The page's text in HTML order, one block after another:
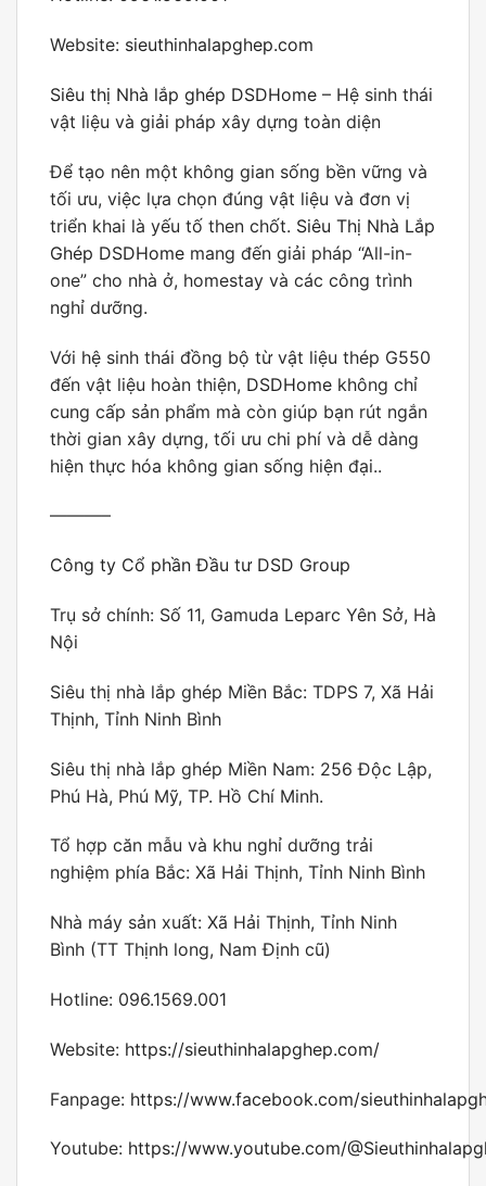
Website: sieuthinhalapghep.com
Siêu thị Nhà lắp ghép DSDHome – Hệ sinh thái
vật liệu và giải pháp xây dựng toàn diện
Để tạo nên một không gian sống bền vững và
tối ưu, việc lựa chọn đúng vật liệu và đơn vị
triển khai là yếu tố then chốt. Siêu Thị Nhà Lắp
Ghép DSDHome mang đến giải pháp “All-in-
one” cho nhà ở, homestay và các công trình
nghỉ dưỡng.
Với hệ sinh thái đồng bộ từ vật liệu thép G550
đến vật liệu hoàn thiện, DSDHome không chỉ
cung cấp sản phẩm mà còn giúp bạn rút ngắn
thời gian xây dựng, tối ưu chi phí và dễ dàng
hiện thực hóa không gian sống hiện đại..
———–
Công ty Cổ phần Đầu tư DSD Group
Trụ sở chính: Số 11, Gamuda Leparc Yên Sở, Hà
Nội
Siêu thị nhà lắp ghép Miền Bắc: TDPS 7, Xã Hải
Thịnh, Tỉnh Ninh Bình
Siêu thị nhà lắp ghép Miền Nam: 256 Độc Lập,
Phú Hà, Phú Mỹ, TP. Hồ Chí Minh.
Tổ hợp căn mẫu và khu nghỉ dưỡng trải
nghiệm phía Bắc: Xã Hải Thịnh, Tỉnh Ninh Bình
Nhà máy sản xuất: Xã Hải Thịnh, Tỉnh Ninh
Bình (TT Thịnh long, Nam Định cũ)
Hotline: 096.1569.001
Website: https://sieuthinhalapghep.com/
Fanpage: https://www.facebook.com/
Youtube: https://www.youtube.com/